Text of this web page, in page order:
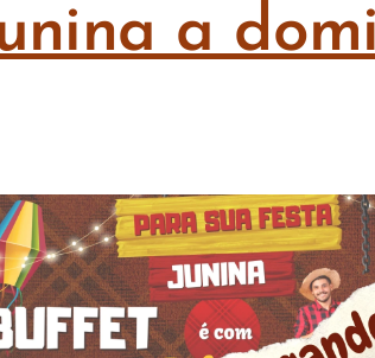
a